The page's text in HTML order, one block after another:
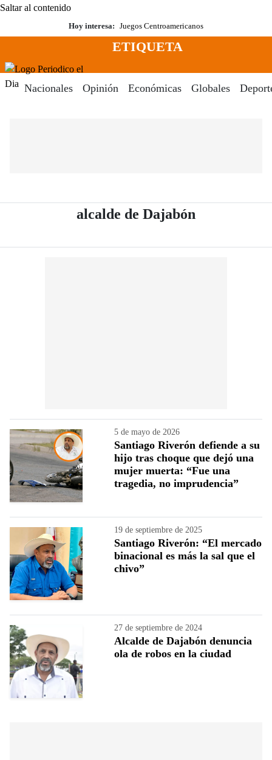
Saltar al contenido
Hoy interesa: Juegos Centroamericanos
Menú
ETIQUETA
Nacionales Opinión Económicas Globales
alcalde de Dajabón
5 de mayo de 2026
Santiago Riverón defiende a su
hijo tras choque que dejó una
mujer muerta: “Fue una
tragedia, no imprudencia”
19 de septiembre de 2025
Santiago Riverón: “El mercado
binacional es más la sal que el
chivo”
27 de septiembre de 2024
Alcalde de Dajabón denuncia
ola de robos en la ciudad